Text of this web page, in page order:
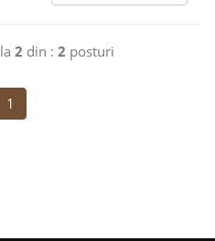
la 2 din : 2 posturi
1